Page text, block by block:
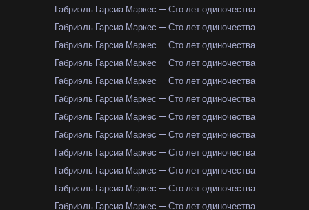
Габриэль Гарсиа Маркес — Сто лет одиночества
Габриэль Гарсиа Маркес — Сто лет одиночества
Габриэль Гарсиа Маркес — Сто лет одиночества
Габриэль Гарсиа Маркес — Сто лет одиночества
Габриэль Гарсиа Маркес — Сто лет одиночества
Габриэль Гарсиа Маркес — Сто лет одиночества
Габриэль Гарсиа Маркес — Сто лет одиночества
Габриэль Гарсиа Маркес — Сто лет одиночества
Габриэль Гарсиа Маркес — Сто лет одиночества
Габриэль Гарсиа Маркес — Сто лет одиночества
Габриэль Гарсиа Маркес — Сто лет одиночества
Габриэль Гарсиа Маркес — Сто лет одиночества